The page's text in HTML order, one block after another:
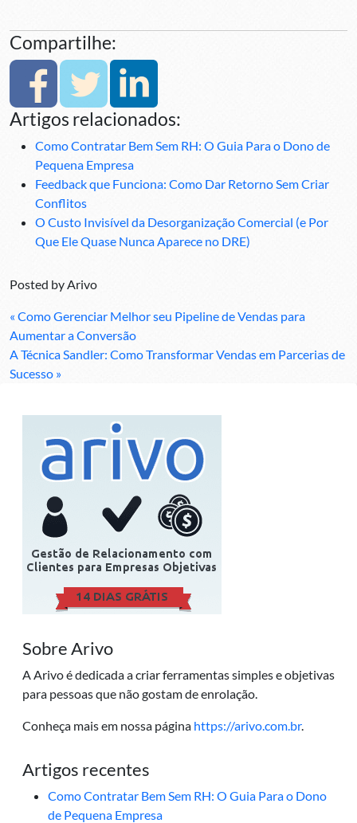
Compartilhe:
Artigos relacionados:
Como Contratar Bem Sem RH: O Guia Para o Dono de
Pequena Empresa
Feedback que Funciona: Como Dar Retorno Sem Criar
Conflitos
O Custo Invisível da Desorganização Comercial (e Por
Que Ele Quase Nunca Aparece no DRE)
Posted by Arivo
« Como Gerenciar Melhor seu Pipeline de Vendas para
Aumentar a Conversão
A Técnica Sandler: Como Transformar Vendas em Parcerias de
Sucesso »
Sobre Arivo
A Arivo é dedicada a criar ferramentas simples e objetivas
para pessoas que não gostam de enrolação.
Conheça mais em nossa página https://arivo.com.br.
Artigos recentes
Como Contratar Bem Sem RH: O Guia Para o Dono
de Pequena Empresa